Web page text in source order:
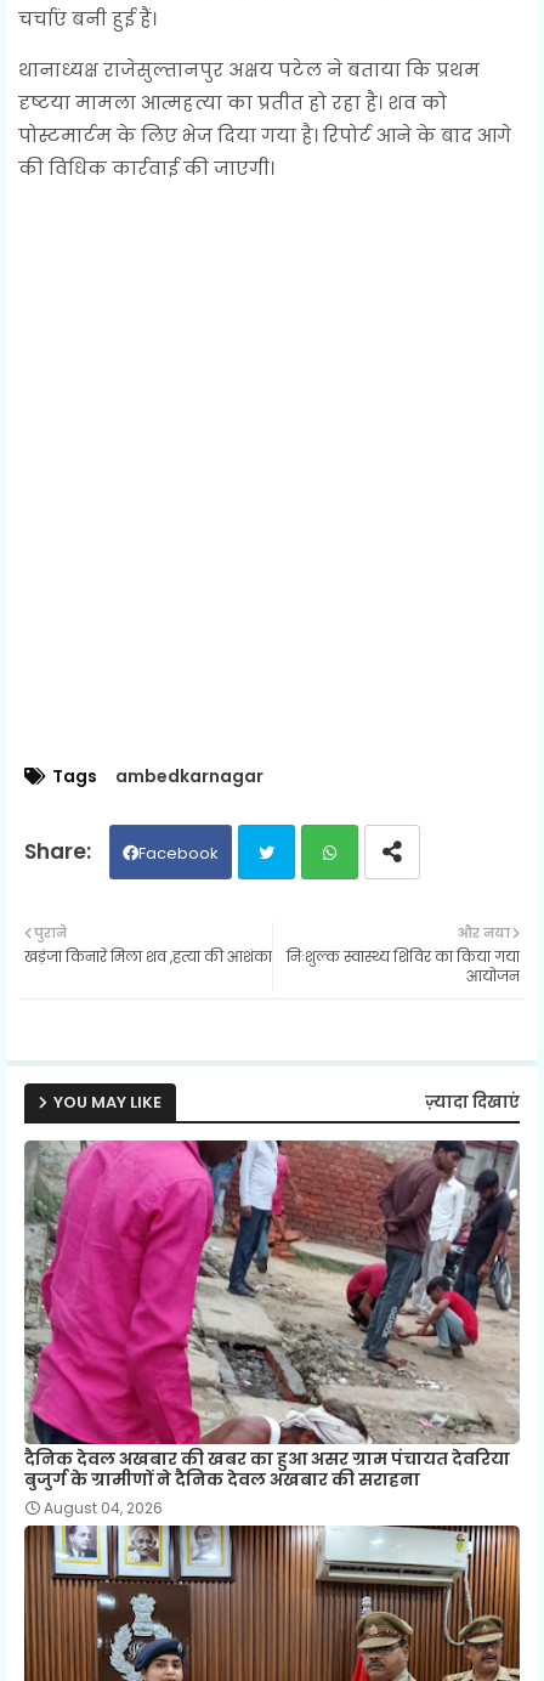
चर्चाएं बनी हुई हैं।
थानाध्यक्ष राजेसुल्तानपुर अक्षय पटेल ने बताया कि प्रथम
दृष्टया मामला आत्महत्या का प्रतीत हो रहा है। शव को
पोस्टमार्टम के लिए भेज दिया गया है। रिपोर्ट आने के बाद आगे
की विधिक कार्रवाई की जाएगी।
Tags ambedkarnagar
Facebook
ter ats
p
और नया
निःशुल्क स्वास्थ्य शिविर का किया गया
आयोजन
पुराने
खड़ंजा किनारे मिला शव ,हत्या की आशंका
YOU MAY LIKE ज़्यादा दिखाएं
दैनिक देवल अखबार की खबर का हुआ असर ग्राम पंचायत देवरिया
बुजुर्ग के ग्रामीणों ने दैनिक देवल अखबार की सराहना
August 04, 2026